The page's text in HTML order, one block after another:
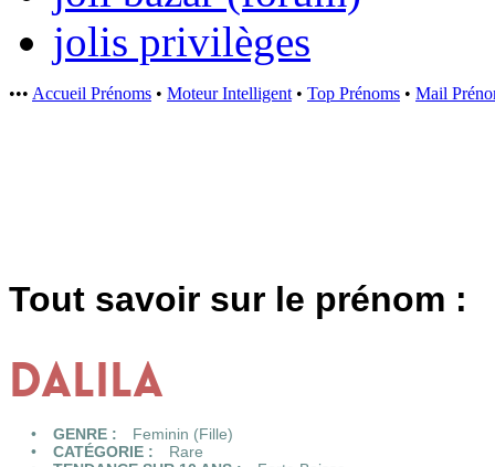
jolis privilèges
••• Accueil Prénoms • Moteur Intelligent • Top Prénoms • Mail
Tout savoir sur le prénom :
DALILA
GENRE :
Feminin (Fille)
CATÉGORIE :
Rare